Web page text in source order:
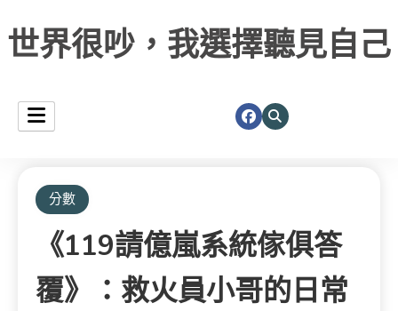
世界很吵，我選擇聽見自己
分數
《119請億嵐系統傢俱答
覆》：救火員小哥的日常